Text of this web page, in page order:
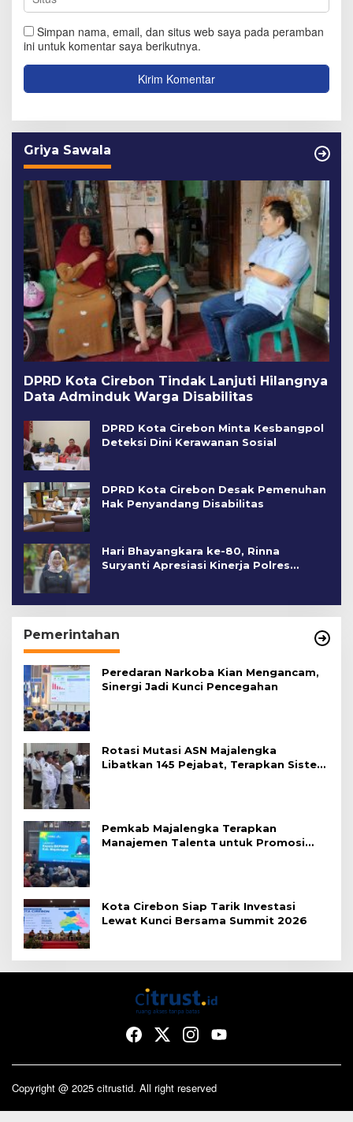
Simpan nama, email, dan situs web saya pada peramban
ini untuk komentar saya berikutnya.
Griya Sawala
DPRD Kota Cirebon Tindak Lanjuti Hilangnya
Data Adminduk Warga Disabilitas
DPRD Kota Cirebon Minta Kesbangpol
Deteksi Dini Kerawanan Sosial
DPRD Kota Cirebon Desak Pemenuhan
Hak Penyandang Disabilitas
Hari Bhayangkara ke-80, Rinna
Suryanti Apresiasi Kinerja Polres
Pemerintahan
Peredaran Narkoba Kian Mengancam,
Sinergi Jadi Kunci Pencegahan
Rotasi Mutasi ASN Majalengka
Libatkan 145 Pejabat, Terapkan Sistem
Pemkab Majalengka Terapkan
Manajemen Talenta untuk Promosi
Kota Cirebon Siap Tarik Investasi
Lewat Kunci Bersama Summit 2026
Copyright @ 2025 citrustid. All right reserved